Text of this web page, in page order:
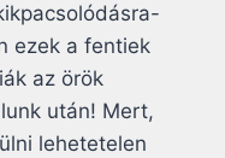
ezek a fentiek
az örök
után! Mert,
lehetetelen